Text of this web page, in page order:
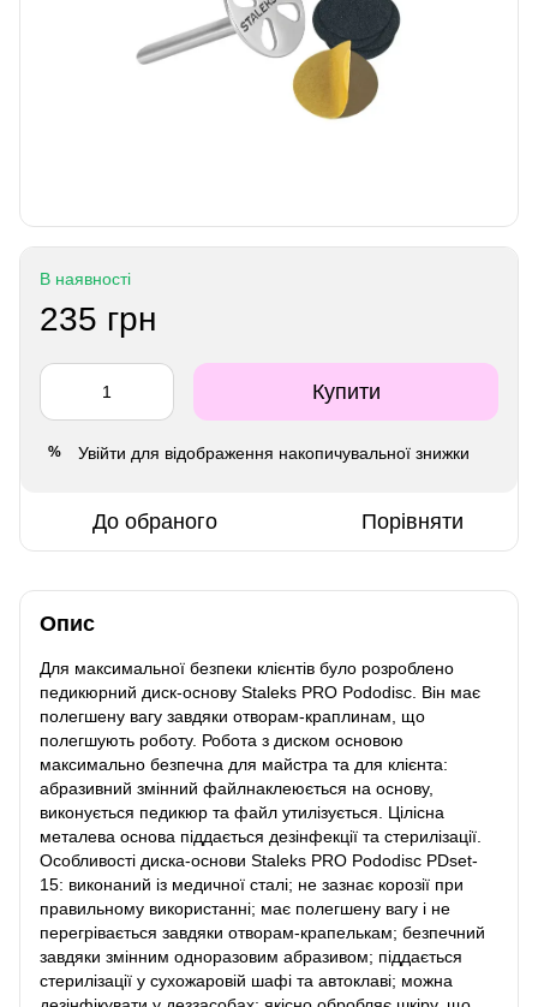
В наявності
235 грн
Купити
% Увійти для відображення накопичувальної знижки
До обраного Порівняти
Опис
Для максимальної безпеки клієнтів було розроблено
педикюрний диск-основу Staleks PRO Pododisc. Він має
полегшену вагу завдяки отворам-краплинам, що
полегшують роботу. Робота з диском основою
максимально безпечна для майстра та для клієнта:
абразивний змінний файлнаклеюється на основу,
виконується педикюр та файл утилізується. Цілісна
металева основа піддається дезінфекції та стерилізації.
Особливості диска-основи Staleks PRO Pododisc PDset-
15: виконаний із медичної сталі; не зазнає корозії при
правильному використанні; має полегшену вагу і не
перегрівається завдяки отворам-крапелькам; безпечний
завдяки змінним одноразовим абразивом; піддається
стерилізації у сухожаровій шафі та автоклаві; можна